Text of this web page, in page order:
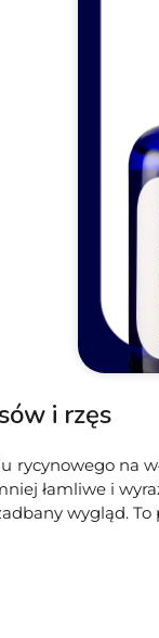
i rzęs
rycynowego na
łamliwe i
wygląd.